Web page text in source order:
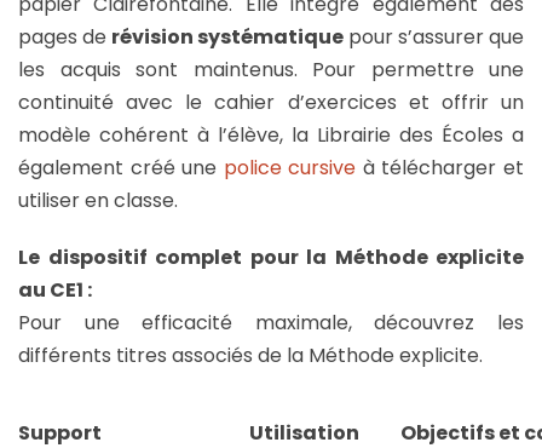
pages de révision systématique pour s’assurer que
les acquis sont maintenus. Pour permettre une
continuité avec le cahier d’exercices et offrir un
modèle cohérent à l’élève, la Librairie des Écoles a
également créé une police cursive à télécharger et
utiliser en classe.
Le dispositif complet pour la Méthode explicite
au CE1 :
Pour une efficacité maximale, découvrez les
différents titres associés de la Méthode explicite.
Support Utilisation Objectifs et